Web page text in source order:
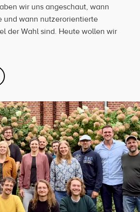
wir uns angeschaut, wann
und wann nutzerorientierte
der Wahl sind. Heute wollen wir